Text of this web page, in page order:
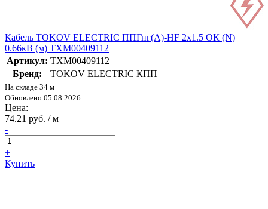
Кабель TOKOV ELECTRIC ППГнг(А)-HF 2х1.5 ОК (N)
0.66кВ (м) ТХМ00409112
Артикул: ТХМ00409112
Бренд:
TOKOV ELECTRIC КПП
На складе 34 м
Обновлено 05.08.2026
Цена:
74.21 руб. / м
-
+
Купить